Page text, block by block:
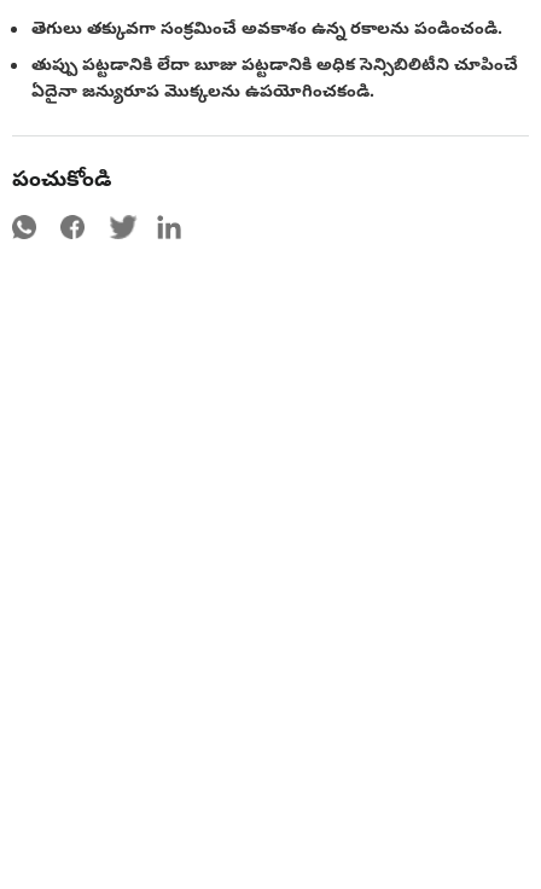
తెగులు తక్కువగా సంక్రమించే అవకాశం ఉన్న రకాలను పండించండి.
తుప్పు పట్టడానికి లేదా బూజు పట్టడానికి అధిక సెన్సిబిలిటీని చూపించే
ఏదైనా జన్యురూప మొక్కలను ఉపయోగించకండి.
పంచుకోండి